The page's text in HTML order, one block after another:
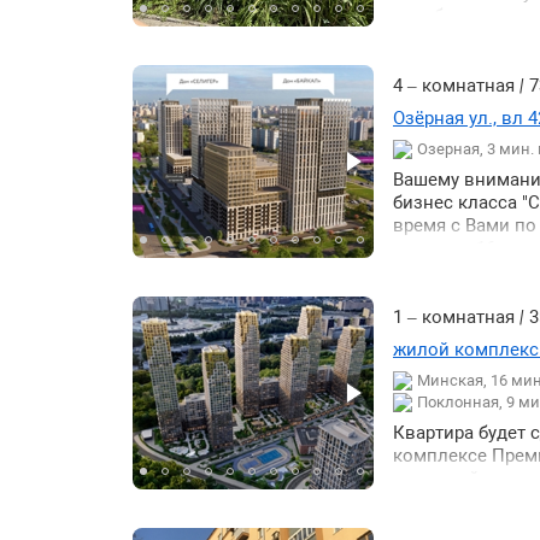
кондиционер.
4 – комнатная |
Озёрная ул., вл
Озерная, 3
Вашему
бизнес класса
время с Вами по
из: Просторной
санузлов.
подземном
отличный
комплексами и
отдыха
1 – комнатная |
жилой комплекс
Минская, 16
Поклонная, 9
Квартира будет
комплексе